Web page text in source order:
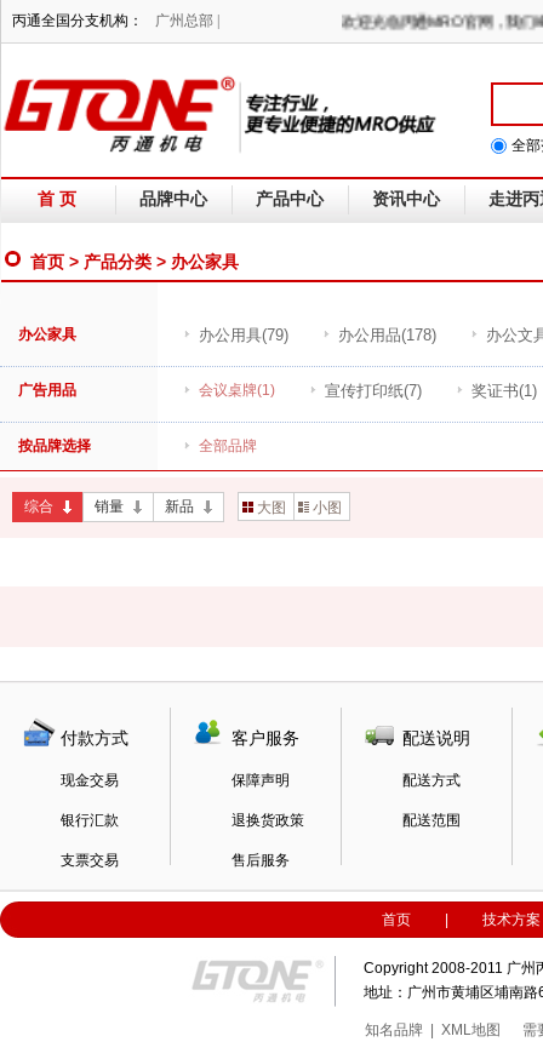
丙通全国分支机构： 广州总部 | 欢迎光临丙通MRO官网，
全
首 页 品牌中心 产品中心 资讯中心 走进丙
首页 > 产品分类 > 办公家具
办公家具 办公用具(79) 办公用品(178) 办公文
广告用品 会议桌牌(1) 宣传打印纸(7) 奖证书(1)
按品牌选择 全部品牌
综合 销量 新品 大图 小图
付款方式
现金交易
银行汇款
支票交易
客户服务
保障声明
退换货政策
售后服务
配送说明
配送方式
配送范围
首页 技术方案
Copyright 2008-2011 广州
地址：广州市黄埔区埔南
知名品牌 XML地图 需